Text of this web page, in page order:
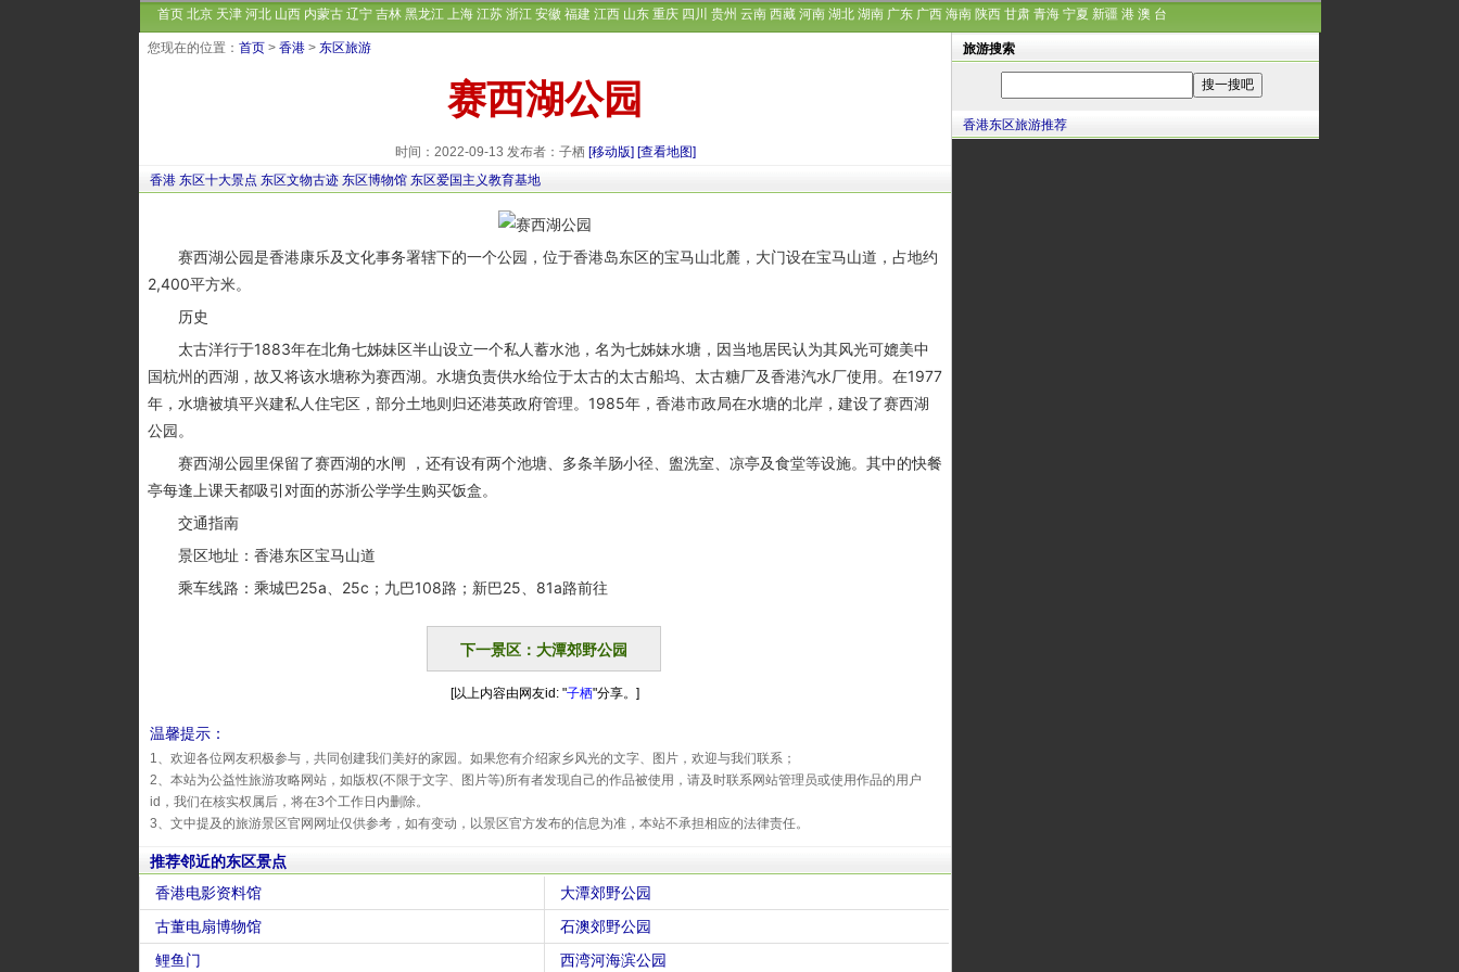
首页 北京 天津 河北 山西 内蒙古 辽宁 吉林 黑龙江 上海 江苏 浙江 安徽 福建 江西 山东 重庆 四川 贵州 云南 西藏 河南 湖北 湖南 广东 广西 海南 陕西 甘肃 青海 宁夏 新疆 港 澳 台
您现在的位置： 首页 > 香港 > 东区旅游
赛西湖公园
时间：2022-09-13 发布者：子栖 [移动版] [查看地图]
香港 东区十大景点 东区文物古迹 东区博物馆 东区爱国主义教育基地
赛西湖公园是香港康乐及文化事务署辖下的一个公园，位于香港岛东区的宝马山北麓，大门设在宝马山道，占地约
2,400平方米。
历史
太古洋行于1883年在北角七姊妹区半山设立一个私人蓄水池，名为七姊妹水塘，因当地居民认为其风光可媲美中
国杭州的西湖，故又将该水塘称为赛西湖。水塘负责供水给位于太古的太古船坞、太古糖厂及香港汽水厂使用。在1977
年，水塘被填平兴建私人住宅区，部分土地则归还港英政府管理。1985年，香港市政局在水塘的北岸，建设了赛西湖
公园。
赛西湖公园里保留了赛西湖的水闸 ，还有设有两个池塘、多条羊肠小径、盥洗室、凉亭及食堂等设施。其中的快餐
亭每逢上课天都吸引对面的苏浙公学学生购买饭盒。
交通指南
景区地址：香港东区宝马山道
乘车线路：乘城巴25a、25c；九巴108路；新巴25、81a路前往
下一景区：大潭郊野公园
[以上内容由网友id: "子栖"分享。]
温馨提示：
1、欢迎各位网友积极参与，共同创建我们美好的家园。如果您有介绍家乡风光的文字、图片，欢迎与我们联系；
2、本站为公益性旅游攻略网站，如版权(不限于文字、图片等)所有者发现自己的作品被使用，请及时联系网站管理员或使用作品的用户
id，我们在核实权属后，将在3个工作日内删除。
3、文中提及的旅游景区官网网址仅供参考，如有变动，以景区官方发布的信息为准，本站不承担相应的法律责任。
推荐邻近的东区景点
香港电影资料馆
大潭郊野公园
古董电扇博物馆
石澳郊野公园
鲤鱼门
西湾河海滨公园
旅游搜索
香港东区旅游推荐